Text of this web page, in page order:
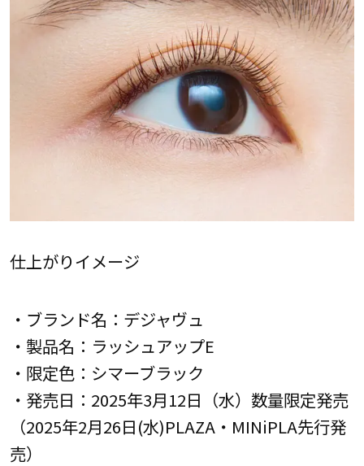
仕上がりイメージ
・ブランド名：デジャヴュ
・製品名：ラッシュアップE
・限定色：シマーブラック
・発売日：2025年3月12日（水）数量限定発売
（2025年2月26日(水)PLAZA・MINiPLA先行発
売）